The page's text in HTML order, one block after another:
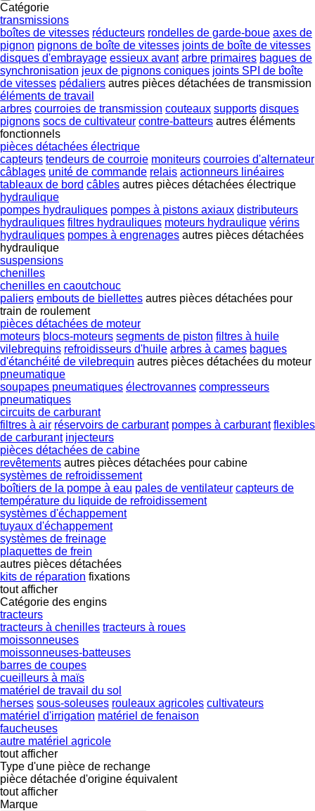
Catégorie
transmissions
boîtes de vitesses réducteurs rondelles de garde-boue axes de
pignon pignons de boîte de vitesses joints de boîte de vitesses
disques d'embrayage essieux avant arbre primaires bagues de
synchronisation jeux de pignons coniques joints SPI de boîte
de vitesses pédaliers autres pièces détachées de transmission
éléments de travail
arbres courroies de transmission couteaux supports disques
pignons socs de cultivateur contre-batteurs autres éléments
fonctionnels
pièces détachées électrique
capteurs tendeurs de courroie moniteurs courroies d'alternateur
câblages unité de commande relais actionneurs linéaires
tableaux de bord câbles autres pièces détachées électrique
hydraulique
pompes hydrauliques pompes à pistons axiaux distributeurs
hydrauliques filtres hydrauliques moteurs hydraulique vérins
hydrauliques pompes à engrenages autres pièces détachées
hydraulique
suspensions
chenilles
chenilles en caoutchouc
paliers embouts de biellettes autres pièces détachées pour
train de roulement
pièces détachées de moteur
moteurs blocs-moteurs segments de piston filtres à huile
vilebrequins refroidisseurs d'huile arbres à cames bagues
d'étanchéité de vilebrequin autres pièces détachées du moteur
pneumatique
soupapes pneumatiques électrovannes compresseurs
pneumatiques
circuits de carburant
filtres à air réservoirs de carburant pompes à carburant flexibles
de carburant injecteurs
pièces détachées de cabine
revêtements autres pièces détachées pour cabine
systèmes de refroidissement
boîtiers de la pompe à eau pales de ventilateur capteurs de
température du liquide de refroidissement
systèmes d'échappement
tuyaux d'échappement
systèmes de freinage
plaquettes de frein
autres pièces détachées
kits de réparation fixations
tout afficher
Catégorie des engins
tracteurs
tracteurs à chenilles tracteurs à roues
moissonneuses
moissonneuses-batteuses
barres de coupes
cueilleurs à maïs
matériel de travail du sol
herses sous-soleuses rouleaux agricoles cultivateurs
matériel d'irrigation matériel de fenaison
faucheuses
autre matériel agricole
tout afficher
Type d'une pièce de rechange
pièce détachée d'origine équivalent
tout afficher
Marque